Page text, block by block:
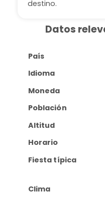
destino.
Datos
País
Idioma
Moneda
Población
Altitud
Horario
Fiesta típica
Clima